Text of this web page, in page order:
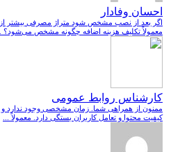
احسان وفادار
اگر بعد از نصب مشخص شود متراژ مصرفی بیشتر از
معمولاً تکلیف هزینه اضافه چگونه مشخص می‌شود؟ ...
کارشناس روابط عمومی
ممنون از همراهی شما. زمان مشخصی وجود ندارد و
کیفیت محتوا و تعامل کاربران بستگی دارد. معمولاً ...